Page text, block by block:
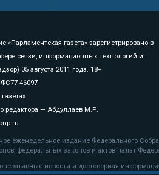
«Парламентская газета» зарегистрировано в
связи, информационных технологий и
05 августа 2011 года. 18+
46097
редактора — Абдуллаев М.Р.
еженедельное издание Федерального
федеральных законов и актов палат
новости и достоверная